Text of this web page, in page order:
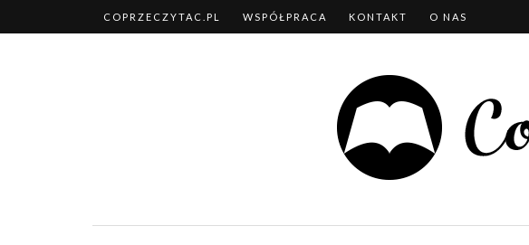
COPRZECZYTAC.PL WSPÓŁPRACA KONTAKT O NAS